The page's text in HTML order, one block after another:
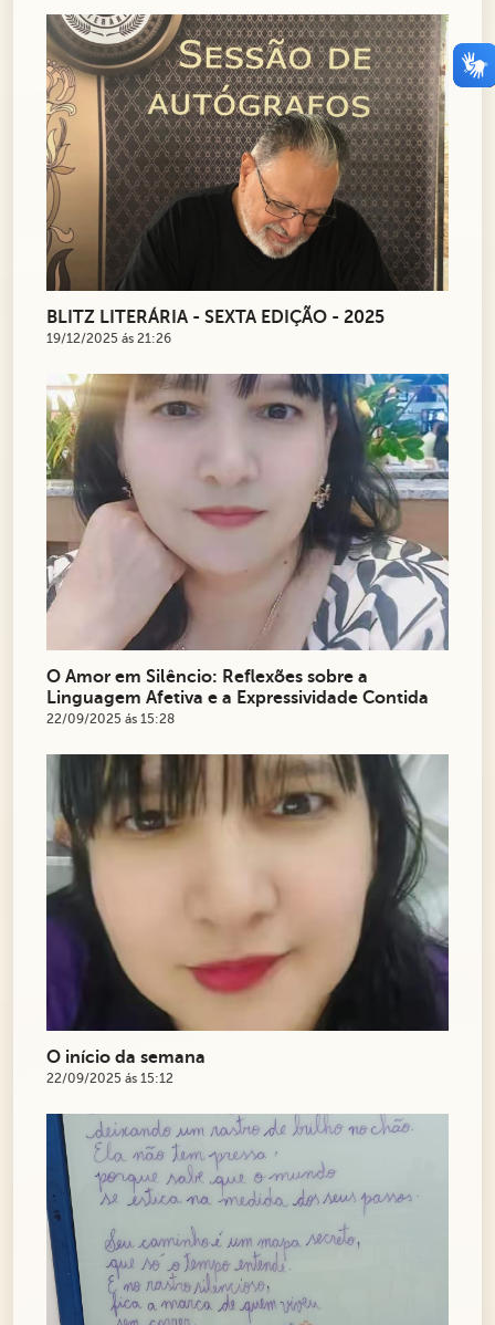
BLITZ LITERÁRIA - SEXTA EDIÇÃO - 2025
19/12/2025 ás 21:26
O Amor em Silêncio: Reflexões sobre a
Linguagem Afetiva e a Expressividade Contida
22/09/2025 ás 15:28
O início da semana
22/09/2025 ás 15:12